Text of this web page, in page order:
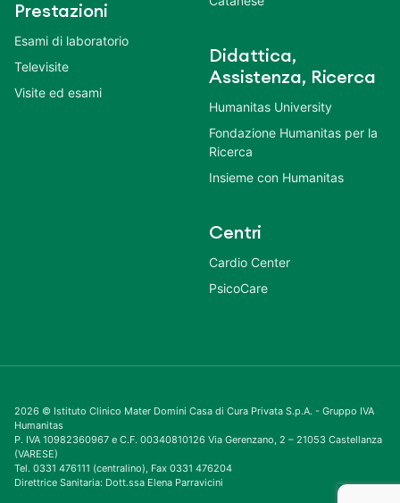
Prestazioni
Esami di laboratorio
Televisite
Visite ed esami
Didattica,
Assistenza, Ricerca
Humanitas University
Fondazione Humanitas per la
Ricerca
Insieme con Humanitas
Centri
Cardio Center
PsicoCare
2026 © Istituto Clinico Mater Domini Casa di Cura Privata S.p.A. - Gruppo IVA
Humanitas
P. IVA 10982360967 e C.F. 00340810126 Via Gerenzano, 2 – 21053 Castellanza
(VARESE)
Tel. 0331 476111 (centralino), Fax 0331 476204
Direttrice Sanitaria: Dott.ssa Elena Parravicini